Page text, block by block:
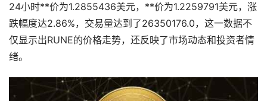
24小时**价为1.2855436美元，**价为1.2259791美元，涨
跌幅度达2.86%，交易量达到了26350176.0，这一数据不
仅显示出RUNE的价格走势，还反映了市场动态和投资者情
绪。